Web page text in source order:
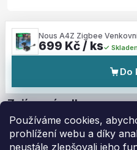
Používáme cookies,
prohlížení webu a díky
neustále zlepšovali jeho
Služby
Zajímavé odkazy
699 Kč / ks
Do